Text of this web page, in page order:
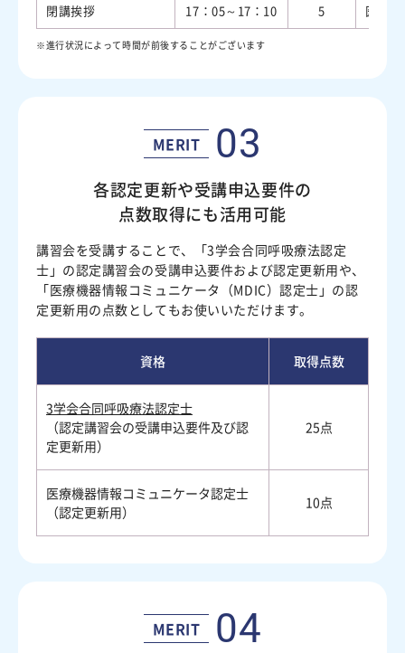
閉講挨拶 17：05～17：10 5 医療
進行状況によって時間が前後することがございます
MERIT 03
各認定更新や受講申込要件の
点数取得にも活用可能
講習会を受講することで、「3学会合同呼吸療法認定
士」の認定講習会の受講申込要件および認定更新用や、
「医療機器情報コミュニケータ（MDIC）認定士」の認
定更新用の点数としてもお使いいただけます。
資格 取得点数
3学会合同呼吸療法認定士
（認定講習会の受講申込要件及び認
定更新用）
25点
医療機器情報コミュニケータ認定士
（認定更新用）
10点
MERIT 04